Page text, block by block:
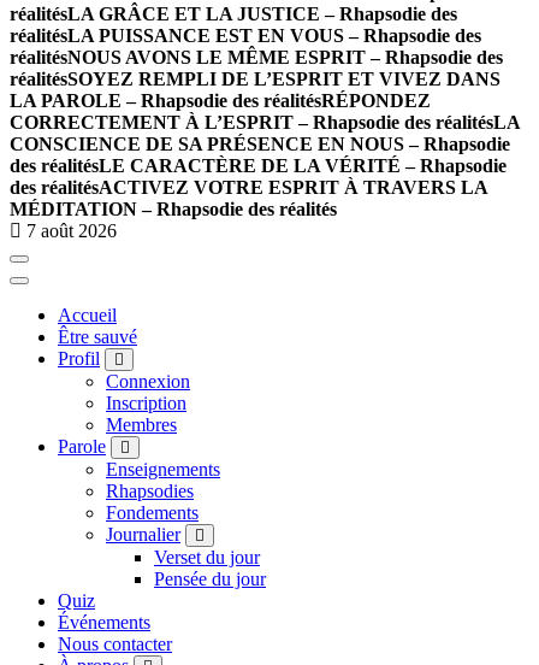
réalitésLA GRÂCE ET LA JUSTICE – Rhapsodie des
réalitésLA PUISSANCE EST EN VOUS – Rhapsodie des
réalitésNOUS AVONS LE MÊME ESPRIT – Rhapsodie des
réalitésSOYEZ REMPLI DE L’ESPRIT ET VIVEZ DANS
LA PAROLE – Rhapsodie des réalitésRÉPONDEZ
CORRECTEMENT À L’ESPRIT – Rhapsodie des réalitésLA
CONSCIENCE DE SA PRÉSENCE EN NOUS – Rhapsodie
des réalitésLE CARACTÈRE DE LA VÉRITÉ – Rhapsodie
des réalitésACTIVEZ VOTRE ESPRIT À TRAVERS LA
MÉDITATION – Rhapsodie des réalités
7 août 2026
Accueil
Être sauvé
Profil
Connexion
Inscription
Membres
Parole
Enseignements
Rhapsodies
Fondements
Journalier
Verset du jour
Pensée du jour
Quiz
Événements
Nous contacter